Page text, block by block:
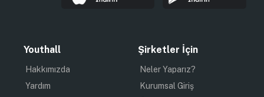
Youthall
Hakkımızda
Yardım
Şirketler İçin
Neler Yaparız?
Kurumsal Giriş